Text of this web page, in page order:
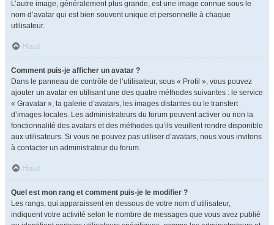
L’autre image, généralement plus grande, est une image connue sous le
nom d’avatar qui est bien souvent unique et personnelle à chaque
utilisateur.
Haut
Comment puis-je afficher un avatar ?
Dans le panneau de contrôle de l’utilisateur, sous « Profil », vous pouvez
ajouter un avatar en utilisant une des quatre méthodes suivantes : le service
« Gravatar », la galerie d’avatars, les images distantes ou le transfert
d’images locales. Les administrateurs du forum peuvent activer ou non la
fonctionnalité des avatars et des méthodes qu’ils veuillent rendre disponible
aux utilisateurs. Si vous ne pouvez pas utiliser d’avatars, nous vous invitons
à contacter un administrateur du forum.
Haut
Quel est mon rang et comment puis-je le modifier ?
Les rangs, qui apparaissent en dessous de votre nom d’utilisateur,
indiquent votre activité selon le nombre de messages que vous avez publié